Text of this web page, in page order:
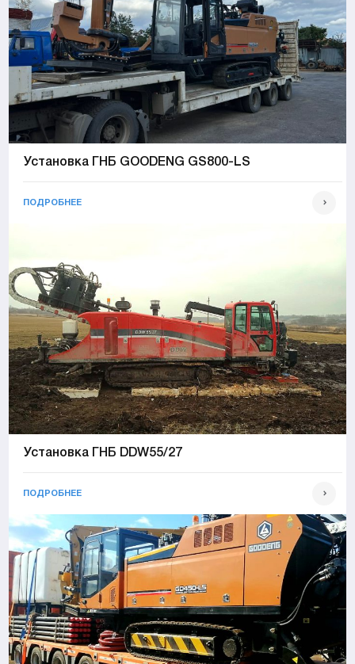
Установка ГНБ GOODENG GS800-LS
ПОДРОБНЕЕ
Установка ГНБ DDW55/27
ПОДРОБНЕЕ